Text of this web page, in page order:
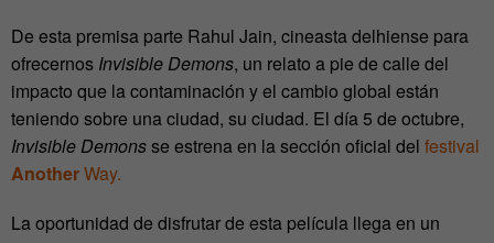
De esta premisa parte Rahul Jain, cineasta delhiense para
ofrecernos Invisible Demons, un relato a pie de calle del
impacto que la contaminación y el cambio global están
teniendo sobre una ciudad, su ciudad. El día 5 de octubre,
Invisible Demonsse estrena en la sección oficial del festival
AnotherWay.
La oportunidad de disfrutar de esta película llega en un